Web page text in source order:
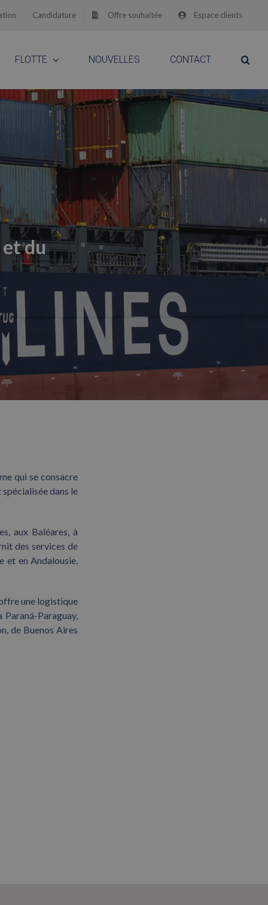
Candidature Offre souhaitée Espace clients
FLOTTE NOUVELLES CONTACT
du
qui se consacre
dans le
aux Baléares, à
des services de
et en Andalousie,
une logistique
Paraguay,
de Buenos Aires